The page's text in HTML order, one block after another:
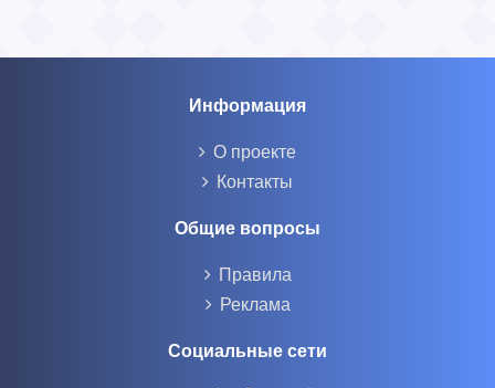
Информация
О проекте
Контакты
Общие вопросы
Правила
Реклама
Социальные сети